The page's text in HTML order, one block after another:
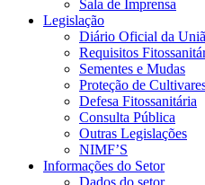
Sala de Imprensa
Legislação
Diário Oficial da
Requisitos
Sementes e Mudas
Proteção de
Defesa Fitossanitária
Consulta Pública
Outras Legislações
NIMF’S
Informações do Setor
Dados do setor